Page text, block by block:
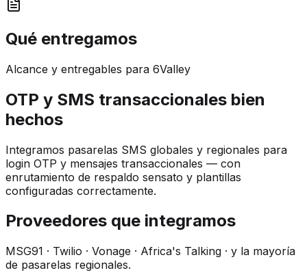
Qué entregamos
Alcance y entregables para 6Valley
OTP y SMS transaccionales bien
hechos
Integramos pasarelas SMS globales y regionales para
login OTP y mensajes transaccionales — con
enrutamiento de respaldo sensato y plantillas
configuradas correctamente.
Proveedores que integramos
MSG91 · Twilio · Vonage · Africa's Talking · y la mayoría
de pasarelas regionales.